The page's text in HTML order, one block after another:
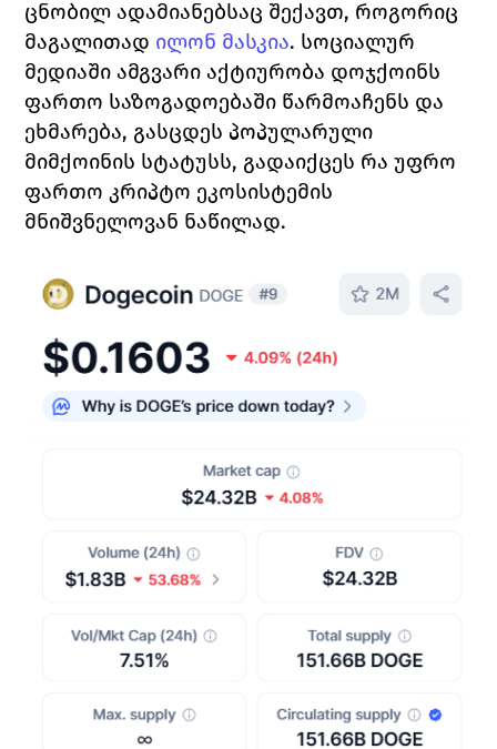
ცნობილ ადამიანებსაც შექავთ, როგორიც
მაგალითად ილონ მასკია. სოციალურ
მედიაში ამგვარი აქტიურობა დოჯქოინს
ფართო საზოგადოებაში წარმოაჩენს და
ეხმარება, გასცდეს პოპულარული
მიმქოინის სტატუსს, გადაიქცეს რა უფრო
ფართო კრიპტო ეკოსისტემის
მნიშვნელოვან ნაწილად.